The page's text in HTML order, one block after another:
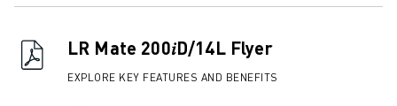
MEGOLDÁSOK AZ OKTATÁS SZÁMÁRA
OKTATÁSI RENDEZVÉNYEK
HÍREK ÉS MÉDIA
LR Mate 200𝑖D/14L Flyer
EXPLORE KEY FEATURES AND BENEFITS